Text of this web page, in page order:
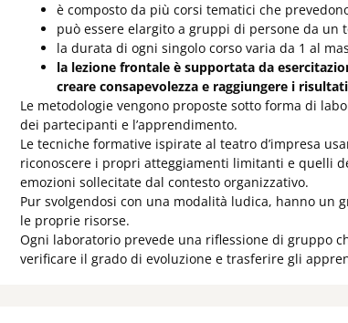
è composto da più corsi tematici che
può essere elargito a gruppi di persone da un
la durata di ogni singolo corso varia da 1 al
la lezione frontale è supportata da
creare consapevolezza e raggiungere i
Le metodologie vengono proposte sotto forma di
dei partecipanti e l’apprendimento.
Le tecniche formative ispirate al teatro d’impresa
riconoscere i propri atteggiamenti limitanti e quelli
emozioni sollecitate dal contesto organizzativo.
Pur svolgendosi con una modalità ludica, hanno
le proprie risorse.
Ogni laboratorio prevede una riflessione di gruppo
verificare il grado di evoluzione e trasferire gli